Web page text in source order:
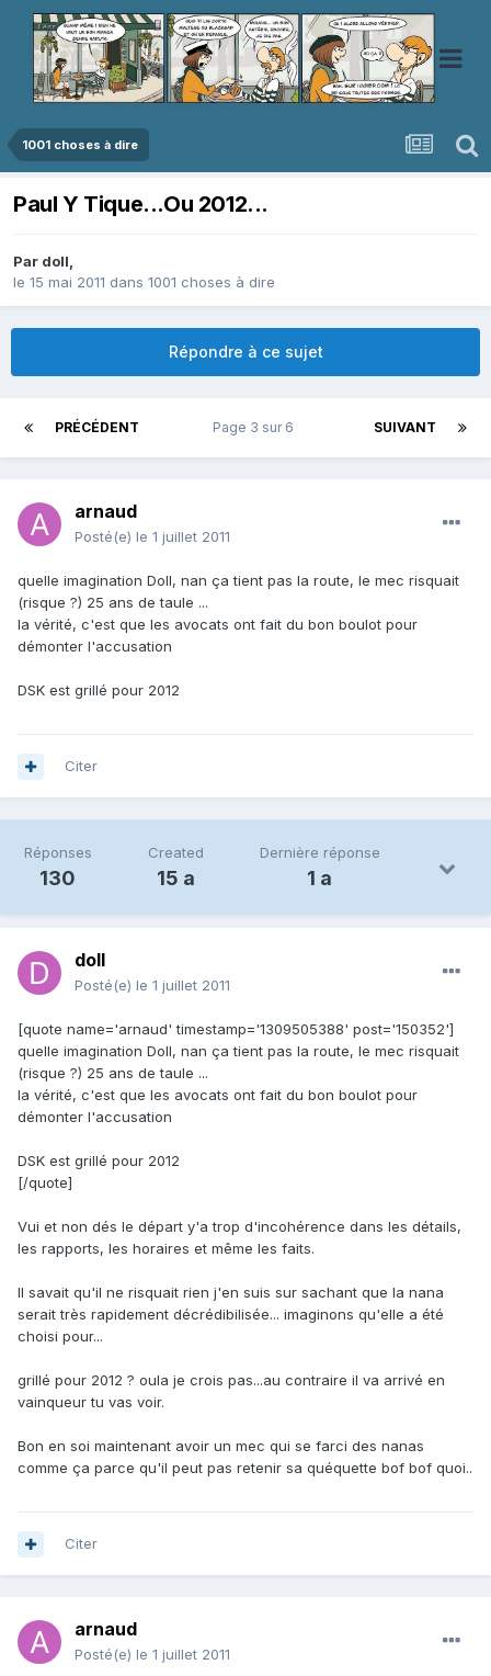
1001 choses à dire
Paul Y Tique...Ou 2012...
Par doll,
le 15 mai 2011 dans 1001 choses à dire
Répondre à ce sujet
PRÉCÉDENT SUIVANT
Page 3 sur 6
arnaud
Posté(e) le 1 juillet 2011
quelle imagination Doll, nan ça tient pas la route, le mec risquait
(risque ?) 25 ans de taule ...
la vérité, c'est que les avocats ont fait du bon boulot pour
démonter l'accusation
DSK est grillé pour 2012
Citer
Réponses
130
Created
15 a
Dernière réponse
1 a
doll
Posté(e) le 1 juillet 2011
[quote name='arnaud' timestamp='1309505388' post='150352']
quelle imagination Doll, nan ça tient pas la route, le mec risquait
(risque ?) 25 ans de taule ...
la vérité, c'est que les avocats ont fait du bon boulot pour
démonter l'accusation
DSK est grillé pour 2012
[/quote]
Vui et non dés le départ y'a trop d'incohérence dans les détails,
les rapports, les horaires et même les faits.
Il savait qu'il ne risquait rien j'en suis sur sachant que la nana
serait très rapidement décrédibilisée... imaginons qu'elle a été
choisi pour...
grillé pour 2012 ? oula je crois pas...au contraire il va arrivé en
vainqueur tu vas voir.
Bon en soi maintenant avoir un mec qui se farci des nanas
comme ça parce qu'il peut pas retenir sa quéquette bof bof quoi..
Citer
arnaud
Posté(e) le 1 juillet 2011